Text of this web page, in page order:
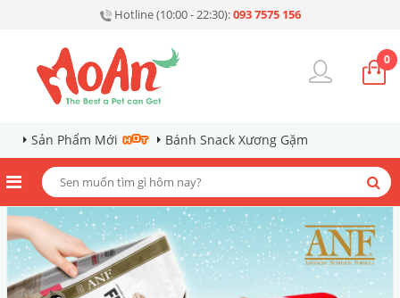
Hotline (10:00 - 22:30):093 7575 156
0
Sản Phẩm Mới Bánh Snack Xương Gặm